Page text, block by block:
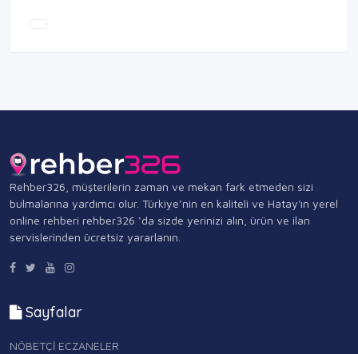
Rehber326, müşterilerin zaman ve mekan fark etmeden sizi
bulmalarına yardımcı olur. Türkiye’nin en kaliteli ve Hatay'ın yerel
online rehberi rehber326 ‘da sizde yerinizi alın, ürün ve ilan
servislerinden ücretsiz yararlanın.
Sayfalar
NÖBETÇİ ECZANELER